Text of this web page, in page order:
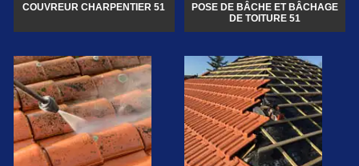
COUVREUR CHARPENTIER 51
POSE DE BÂCHE ET BÂCHAGE
DE TOITURE 51